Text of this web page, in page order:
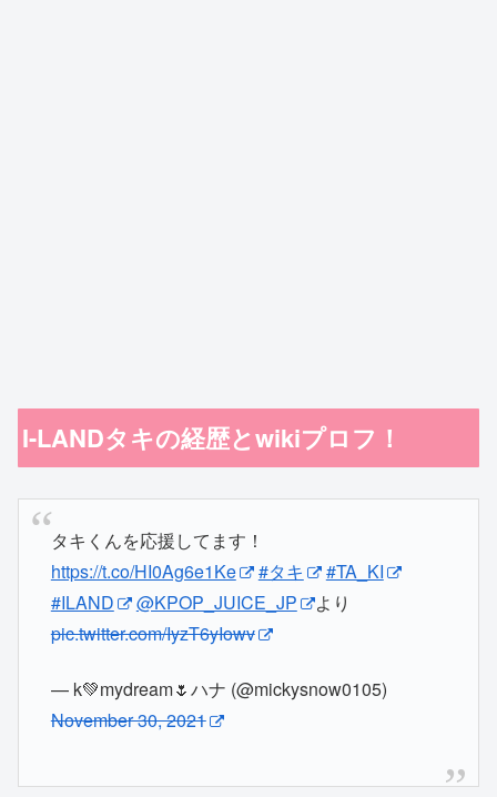
I-LANDタキの経歴とwikiプロフ！
タキくんを応援してます！
https://t.co/HI0Ag6e1Ke
#タキ
#TA_KI
#ILAND
@KPOP_JUICE_JP
より
pic.twitter.com/IyzT6yIowv
— k💚mydream🌷ハナ (@mickysnow0105)
November 30, 2021